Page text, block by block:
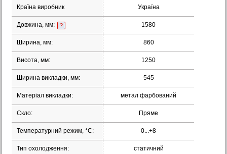
Країна виробник Україна
Довжина, мм: ? 1580
Ширина, мм: 860
Висота, мм: 1250
Ширина викладки, мм: 545
Матеріал викладки: метал фарбований
Скло: Пряме
Температурний режим, *С: 0...+8
Тип охолодження: статичний